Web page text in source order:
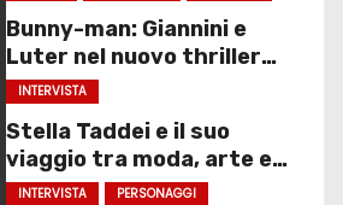
Bunny-man: Giannini e
Luter nel nuovo thriller
sociale
INTERVISTA
Stella Taddei e il suo
viaggio tra moda, arte e
spettacolo
INTERVISTA PERSONAGGI